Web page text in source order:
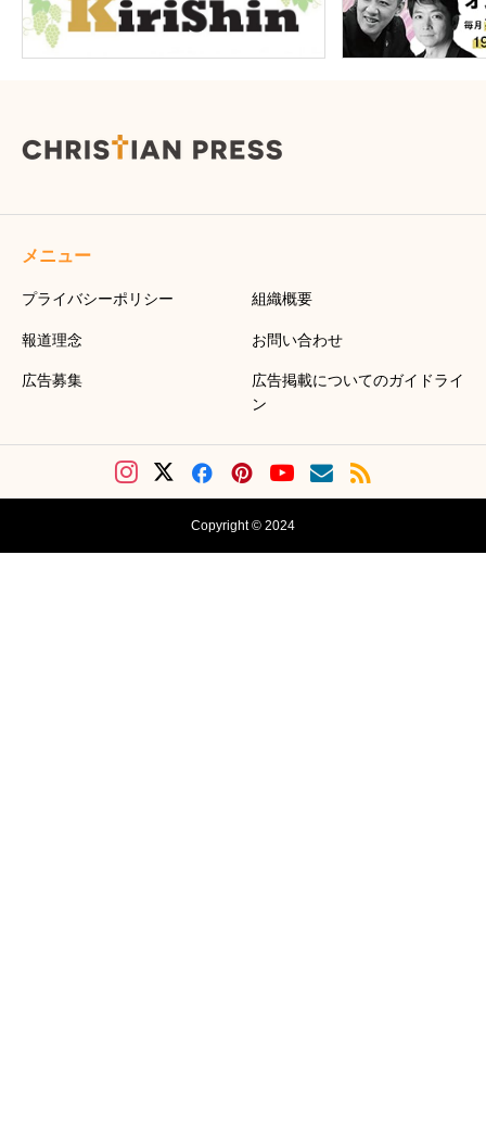
メニュー
プライバシーポリシー 組織概要
報道理念 お問い合わせ
広告募集
広告掲載についてのガイドライ
ン
Copyright © 2024